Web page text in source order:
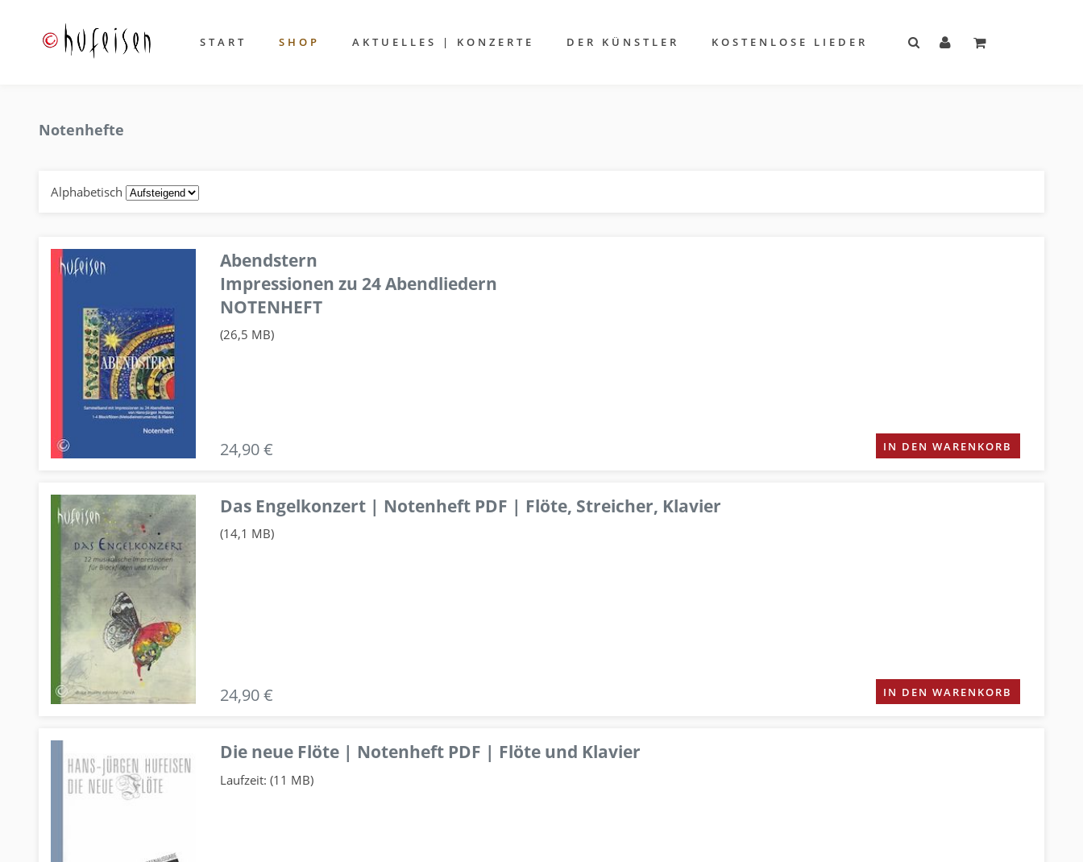
START SHOP AKTUELLES | KONZERTE DER KÜNSTLER KOSTENLOSE LIEDER
Notenhefte
Alphabetisch
Abendstern
Impressionen zu 24 Abendliedern
NOTENHEFT
(26,5 MB)
24,90 € IN DEN WARENKORB
Das Engelkonzert | Notenheft PDF | Flöte, Streicher, Klavier
(14,1 MB)
24,90 € IN DEN WARENKORB
Die neue Flöte | Notenheft PDF | Flöte und Klavier
Laufzeit: (11 MB)